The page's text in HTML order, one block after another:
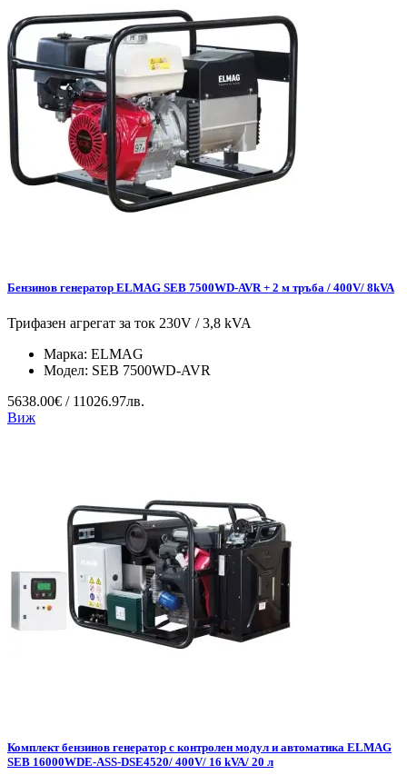
Бензинов генератор ELMAG SEB 7500WD-AVR + 2 м тръба / 400V/ 8kVA
Трифазен агрегат за ток 230V / 3,8 kVA
Марка: ELMAG
Модел: SEB 7500WD-AVR
5638.00€ / 11026.97лв.
Виж
Комплект бензинов генератор с контролен модул и автоматика ELMAG
SEB 16000WDE-ASS-DSE4520/ 400V/ 16 kVA/ 20 л